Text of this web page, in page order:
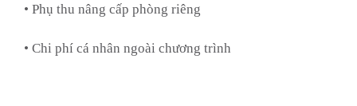
• Phụ thu nâng cấp phòng riêng
• Chi phí cá nhân ngoài chương trình